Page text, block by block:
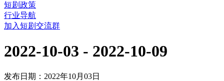
短剧政策
行业导航
加入短剧交流群
2022-10-03 - 2022-10-09
发布日期：2022年10月03日